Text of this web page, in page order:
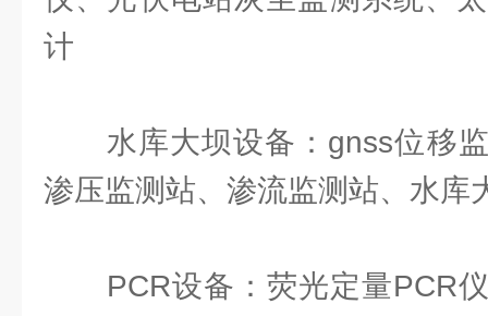
计
水库大坝设备：gnss位移监
渗压监测站、渗流监测站、水库
PCR设备：荧光定量PCR仪